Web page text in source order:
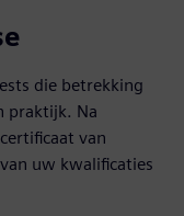
die betrekking
praktijk. Na
van
uw kwalificaties